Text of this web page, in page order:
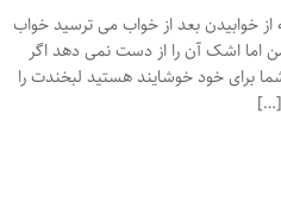
خوابیدن بعد از خواب می ترسید خواب
اما اشک آن را از دست نمی دهد اگر
برای خود خوشایند هستید لبخندت را
[…]